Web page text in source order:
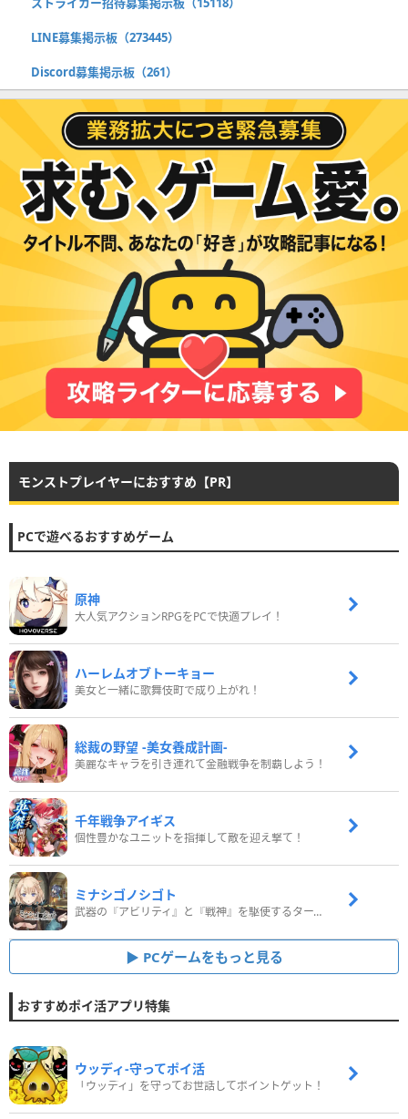
LINE募集掲示板（273445）
Discord募集掲示板（261）
モンストプレイヤーにおすすめ【PR】
PCで遊べるおすすめゲーム
原神
大人気アクションRPGをPCで快適プレイ！
ハーレムオブトーキョー
美女と一緒に歌舞伎町で成り上がれ！
総裁の野望 -美女養成計画-
美麗なキャラを引き連れて金融戦争を制覇しよう！
千年戦争アイギス
個性豊かなユニットを指揮して敵を迎え撃て！
ミナシゴノシゴト
武器の『アビリティ』と『戦神』を駆使するターン制コマンドバトルRPG！
PCゲームをもっと見る
おすすめポイ活アプリ特集
ウッディ‐守ってポイ活
「ウッディ」を守ってお世話してポイントゲット！